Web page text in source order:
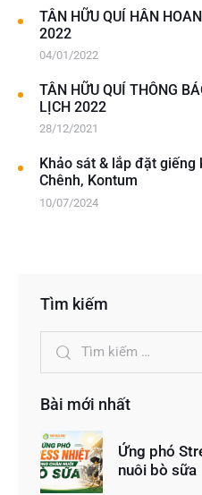
TÂN HỮU QUÍ HÂN
2022
04/01/2022
TÂN HỮU QUÍ THÔNG
LỊCH 2022
28/12/2021
Khảo sát & lắp đặt giếng
Chênh, Kontum
10/07/2024
Tìm kiếm
Bài mới nhất
Ứng phó
nuôi bò sữa